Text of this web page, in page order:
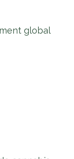
global